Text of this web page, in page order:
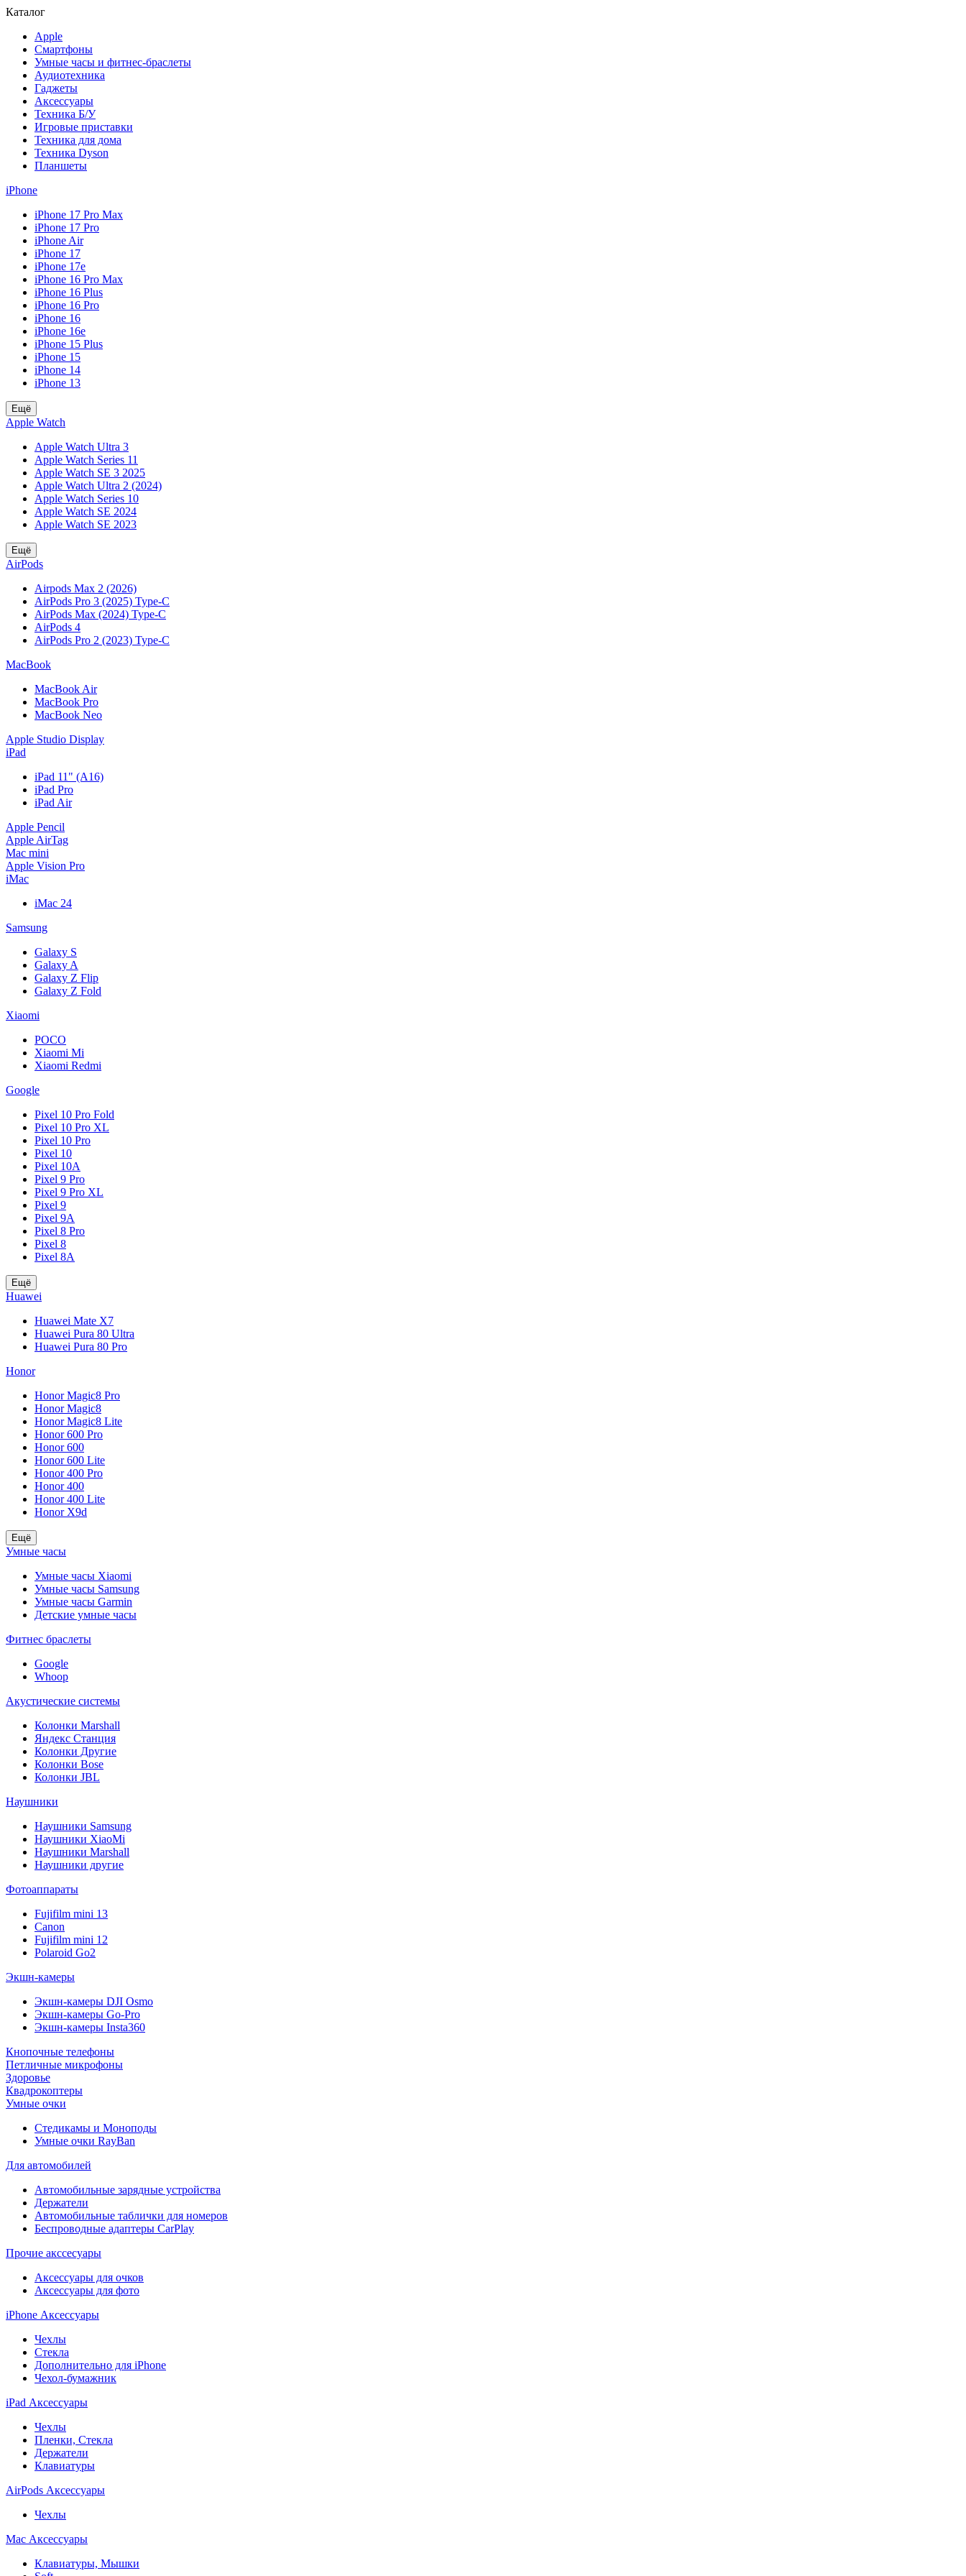
Каталог
Apple
Смартфоны
Умные часы и фитнес-браслеты
Аудиотехника
Гаджеты
Аксессуары
Техника Б/У
Игровые приставки
Техника для дома
Техника Dyson
Планшеты
iPhone
iPhone 17 Pro Max
iPhone 17 Pro
iPhone Air
iPhone 17
iPhone 17e
iPhone 16 Pro Max
iPhone 16 Plus
iPhone 16 Pro
iPhone 16
iPhone 16e
iPhone 15 Plus
iPhone 15
iPhone 14
iPhone 13
Ещё
Apple Watch
Apple Watch Ultra 3
Apple Watch Series 11
Apple Watch SE 3 2025
Apple Watch Ultra 2 (2024)
Apple Watch Series 10
Apple Watch SE 2024
Apple Watch SE 2023
Ещё
AirPods
Airpods Max 2 (2026)
AirPods Pro 3 (2025) Type-C
AirPods Max (2024) Type-C
AirPods 4
AirPods Pro 2 (2023) Type-C
MacBook
MacBook Air
MacBook Pro
MacBook Neo
Apple Studio Display
iPad
iPad 11" (A16)
iPad Pro
iPad Air
Apple Pencil
Apple AirTag
Mac mini
Apple Vision Pro
iMac
iMac 24
Samsung
Galaxy S
Galaxy A
Galaxy Z Flip
Galaxy Z Fold
Xiaomi
POCO
Xiaomi Mi
Xiaomi Redmi
Google
Pixel 10 Pro Fold
Pixel 10 Pro XL
Pixel 10 Pro
Pixel 10
Pixel 10A
Pixel 9 Pro
Pixel 9 Pro XL
Pixel 9
Pixel 9A
Pixel 8 Pro
Pixel 8
Pixel 8A
Ещё
Huawei
Huawei Mate X7
Huawei Pura 80 Ultra
Huawei Pura 80 Pro
Honor
Honor Magic8 Pro
Honor Magic8
Honor Magic8 Lite
Honor 600 Pro
Honor 600
Honor 600 Lite
Honor 400 Pro
Honor 400
Honor 400 Lite
Honor X9d
Ещё
Умные часы
Умные часы Xiaomi
Умные часы Samsung
Умные часы Garmin
Детские умные часы
Фитнес браслеты
Google
Whoop
Акустические системы
Колонки Marshall
Яндекс Станция
Колонки Другие
Колонки Bose
Колонки JBL
Наушники
Наушники Samsung
Наушники XiaoMi
Наушники Marshall
Наушники другие
Фотоаппараты
Fujifilm mini 13
Canon
Fujifilm mini 12
Polaroid Go2
Экшн-камеры
Экшн-камеры DJI Osmo
Экшн-камеры Go-Pro
Экшн-камеры Insta360
Кнопочные телефоны
Петличные микрофоны
Здоровье
Квадрокоптеры
Умные очки
Стедикамы и Моноподы
Умные очки RayBan
Для автомобилей
Автомобильные зарядные устройства
Держатели
Автомобильные таблички для номеров
Беспроводные адаптеры CarPlay
Прочие акссесуары
Аксессуары для очков
Аксессуары для фото
iPhone Аксессуары
Чехлы
Стекла
Дополнительно для iPhone
Чехол-бумажник
iPad Аксессуары
Чехлы
Пленки, Стекла
Держатели
Клавиатуры
AirPods Аксессуары
Чехлы
Mac Аксессуары
Клавиатуры, Мышки